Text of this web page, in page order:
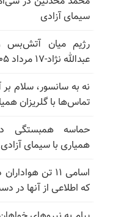
سیمای آزادی
رژیم میان آتش‌بس
عبدالله نژاد-۱۷ مرداد ۱۴۰۵
نه به سانسور، سلام بر
تماس‌ها با گلریزان
حماسه همبستگی
همیاری با سیمای آزادی
اسامی ۱۱ تن
که اطلاعی از آنها در